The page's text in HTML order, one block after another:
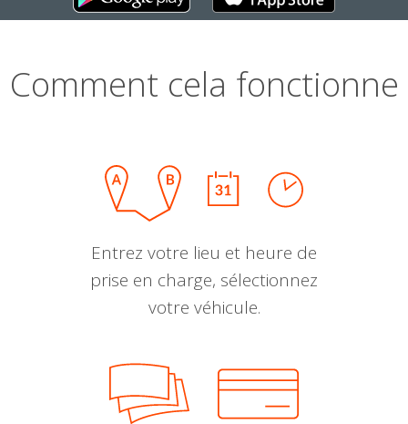
Comment cela fonctionne
Entrez votre lieu et heure de
prise en charge, sélectionnez
votre véhicule.